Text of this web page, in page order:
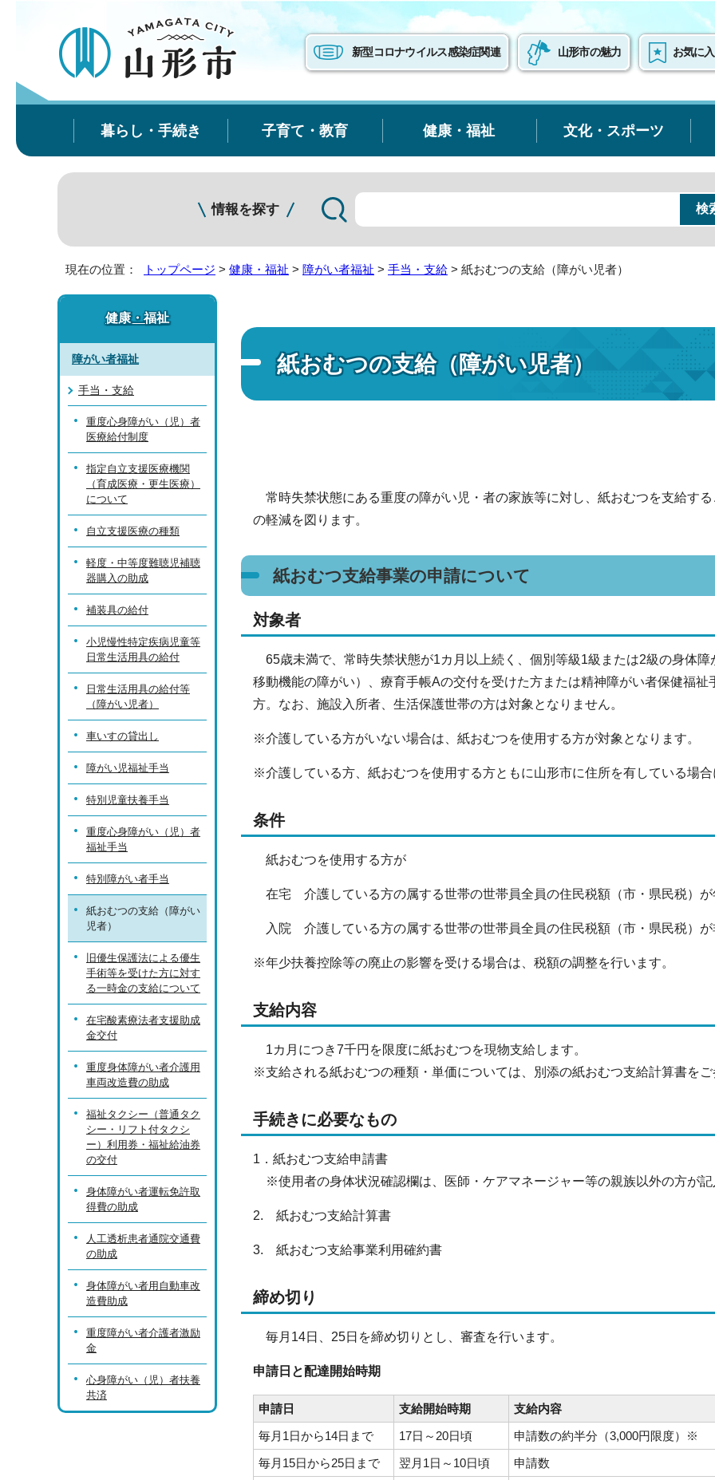
新型コロナウイルス感染症関連 山形市の魅力 お気に
暮らし・手続き 子育て・教育 健康・福祉 文化・スポーツ
情報を探す
現在の位置： トップページ > 健康・福祉 > 障がい者福祉 > 手当・支給 > 紙おむつの支給（障がい児者）
紙おむつの支給（障がい児者）
常時失禁状態にある重度の障がい児・者の家族等に対し、紙おむつを支給す
の軽減を図ります。
紙おむつ支給事業の申請について
対象者
65歳未満で、常時失禁状態が1カ月以上続く、個別等級1級または2級の身体
移動機能の障がい）、療育手帳Aの交付を受けた方または精神障がい者保健福
方。なお、施設入所者、生活保護世帯の方は対象となりません。
※介護している方がいない場合は、紙おむつを使用する方が対象となります。
※介護している方、紙おむつを使用する方ともに山形市に住所を有している場合
条件
紙おむつを使用する方が
在宅 介護している方の属する世帯の世帯員全員の住民税額（市・県民税）が
入院 介護している方の属する世帯の世帯員全員の住民税額（市・県民税）が
※年少扶養控除等の廃止の影響を受ける場合は、税額の調整を行います。
支給内容
1カ月につき7千円を限度に紙おむつを現物支給します。
※支給される紙おむつの種類・単価については、別添の紙おむつ支給計算書をご
手続きに必要なもの
1．紙おむつ支給申請書
※使用者の身体状況確認欄は、医師・ケアマネージャー等の親族以外の方が記
2. 紙おむつ支給計算書
3. 紙おむつ支給事業利用確約書
締め切り
毎月14日、25日を締め切りとし、審査を行います。
申請日と配達開始時期
申請日 支給開始時期
支給内容
毎月1日から14日まで
17日～20日頃
申請数の約半分（3,000円限度）※
毎月15日から25日まで
翌月1日～10日頃
申請数
健康・福祉
障がい者福祉
手当・支給
重度心身障がい（児）者
医療給付制度
指定自立支援医療機関
（育成医療・更生医療）
について
自立支援医療の種類
軽度・中等度難聴児補聴
器購入の助成
補装具の給付
小児慢性特定疾病児童等
日常生活用具の給付
日常生活用具の給付等
（障がい児者）
車いすの貸出し
障がい児福祉手当
特別児童扶養手当
重度心身障がい（児）者
福祉手当
特別障がい者手当
紙おむつの支給（障がい
児者）
旧優生保護法による優生
手術等を受けた方に対す
る一時金の支給について
在宅酸素療法者支援助成
金交付
重度身体障がい者介護用
車両改造費の助成
福祉タクシー（普通タク
シー・リフト付タクシ
ー）利用券・福祉給油券
の交付
身体障がい者運転免許取
得費の助成
人工透析患者通院交通費
の助成
身体障がい者用自動車改
造費助成
重度障がい者介護者激励
金
心身障がい（児）者扶養
共済